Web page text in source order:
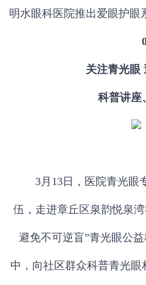
明水眼科医院推出爱眼护眼
关注青光眼
科普讲座
3月13日，医院青光眼
伍，走进章丘区泉韵悦泉
避免不可逆盲”青光眼公
中，向社区群众科普青光